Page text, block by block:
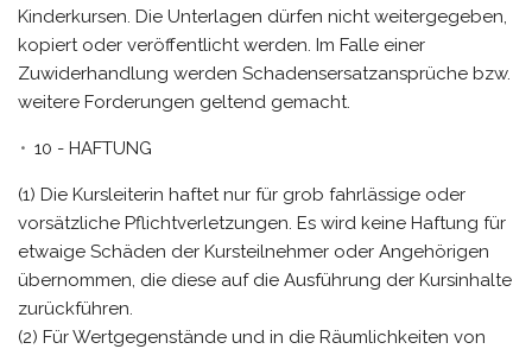
Kinderkursen. Die Unterlagen dürfen nicht weitergegeben,
kopiert oder veröffentlicht werden. Im Falle einer
Zuwiderhandlung werden Schadensersatzansprüche bzw.
weitere Forderungen geltend gemacht.
10 - HAFTUNG
(1) Die Kursleiterin haftet nur für grob fahrlässige oder
vorsätzliche Pflichtverletzungen. Es wird keine Haftung für
etwaige Schäden der Kursteilnehmer oder Angehörigen
übernommen, die diese auf die Ausführung der Kursinhalte
zurückführen.
(2) Für Wertgegenstände und in die Räumlichkeiten von